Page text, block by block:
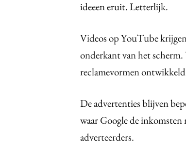
ideeen eruit. Letterlijk.
Videos op YouTube
onderkant van het
reclamevormen
De advertenties blijven
waar Google de inkomsten
adverteerders.